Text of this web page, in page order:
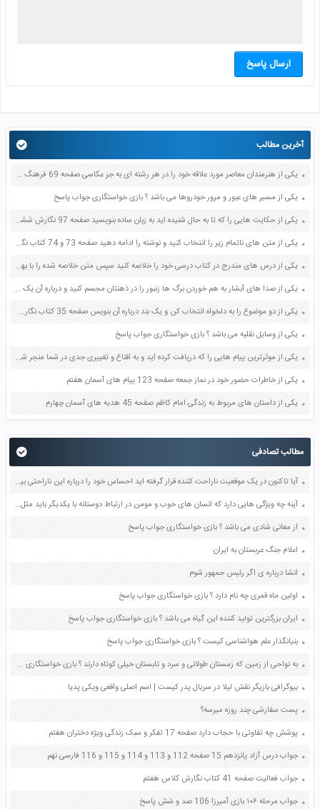
ارسال پاسخ
آخرین مطالب
یکی از هنرمندان معاصر مورد علاقه خود را در هر رشته ای به جز عکاسی صفحه 69 فرهنگ و هنر نهم
یکی از مسیر های عبور و مرور خودروها می باشد ؟ بازی خواستگاری جواب پاسخ
یکی از حکایت هایی را که تا به حال شنیده اید به زبان ساده بنویسید صفحه 97 نگارش ششم دبستان
یکی از متن های ناتمام زیر را انتخاب کنید و نوشته را ادامه دهید صفحه 73 و 74 کتاب نگارش فارسی پنجم دبستان
یکی از درس های مندرج در کتاب درسی خود را خلاصه کنید سپس متن خلاصه شده را با بهره گیری از روش های دسته بندی نمودار جدول نقشه مفهومی نشان دهید صفحه 118 نگارش یازدهم
یکی از صدا های آبشار به هم خوردن برگ ها زنبور را در ذهنتان مجسم کنید و درباره آن یک بند بنویسید صفحه 11 نگارش پنجم
یکی از دو موضوع را به دلخواه انتخاب کن و یک بند درباره آن بنویس صفحه 35 کتاب نگارش فارسی سوم
یکی از وسایل نقلیه می باشد ؟ بازی خواستگاری جواب پاسخ
یکی از موثرترین پیام هایی را که دریافت کرده اید و به اقناع و تغییری جدی در شما منجر شده است برسی کنید و علت این تاثیر گذاری قابل توجه را بنویسید صفحه 52 تفکر و سواد رسانه ای دهم
یکی از خاطرات حضور خود در نماز جمعه صفحه 123 پیام های آسمان هفتم
یکی از داستان های مربوط به زندگی امام کاظم صفحه 45 هدیه های آسمان چهارم
مطالب تصادفی
آیا تاکنون در یک موقعیت ناراحت کننده قرار گرفته اید احساس خود را درباره این ناراحتی بیان کنید درجه و شدت این ناراحتی تا چه مقدار بوده است صفحه 102 کتاب تفکر و سبک زندگی هشتم
آینه چه ویژگی هایی دارد که انسان های خوب و مومن در ارتباط دوستانه با یکدیگر باید مثل آینه باشند؟ صفحه 75 هدیه های آسمان چهارم
از معانی شادی می باشد ؟ بازی خواستگاری جواب پاسخ
اعلام جنگ عربستان به ایران
انشا درباره ی اگر رئیس جمهور شوم
اولین ماه قمری چه نام دارد ؟ بازی خواستگاری جواب پاسخ
ایران بزرگترین تولید کننده این گیاه می باشد ؟ بازی خواستگاری جواب پاسخ
بنیانگذار علم هواشناسی کیست ؟ بازی خواستگاری جواب پاسخ
به نواحی از زمین که زمستان طولانی و سرد و تابستان خیلی کوتاه دارند ؟ بازی خواستگاری جواب پاسخ
بیوگرافی بازیگر نقش لیلا در سریال پدر کیست | اسم اصلی واقعی ویکی پدیا
پست سفارشی چند روزه میرسه؟
پوشش چه تفاوتی با حجاب دارد صفحه 17 تفکر و سبک زندگی ویژه دختران هفتم
جواب درس آزاد پانزدهم 15 صفحه 112 و 113 و 114 و 115 و 116 فارسی نهم
جواب فعالیت صفحه 41 کتاب نگارش کلاس هفتم
جواب مرحله ۱۰۶ بازی آمیرزا 106 صد و شش پاسخ